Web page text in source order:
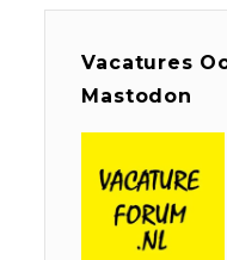
Vacatures
Mastodon